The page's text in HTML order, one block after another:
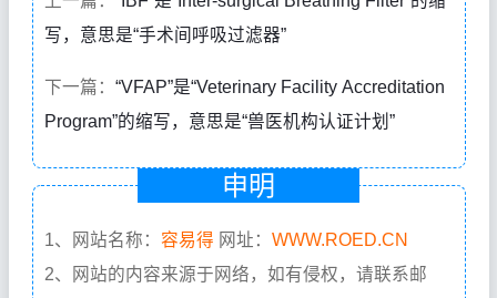
写，意思是“手术间呼吸过滤器”
下一篇： “VFAP”是“Veterinary Facility Accreditation
Program”的缩写，意思是“兽医机构认证计划”
申明
1、网站名称： 容易得 网址： WWW.ROED.CN
2、网站的内容来源于网络，如有侵权，请联系邮